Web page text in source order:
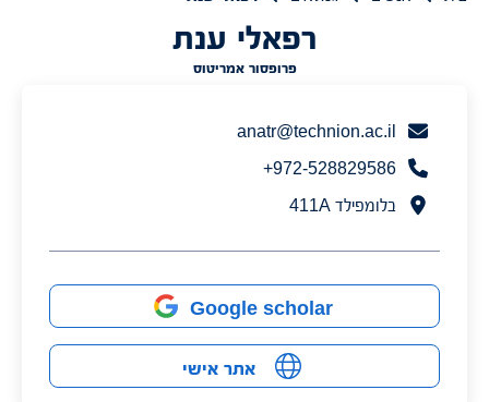
רפאלי ענת
פרופסור אמריטוס
anatr@technion.ac.il
972-528829586+
בלומפילד 411A
אתר אישי
Google scholar